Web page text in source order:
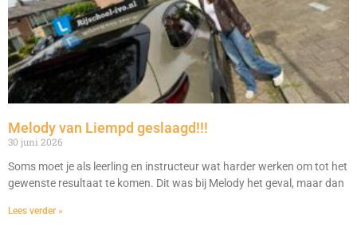
Melody van Liempd geslaagd!!!
30 juni 2026
Soms moet je als leerling en instructeur wat harder werken om tot het
gewenste resultaat te komen. Dit was bij Melody het geval, maar dan
Lees verder »